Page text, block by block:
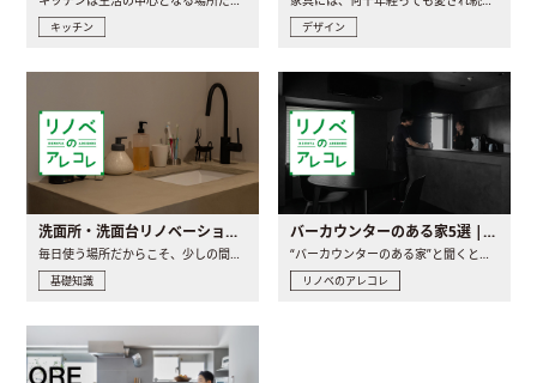
キッチン デザイン
洗面所・洗面台リノベーションの事例と間取りアイデア
毎日使う場所だからこそ、少しの間取りの工夫や素材の選び方で..
基礎知識
バーカウンターのある家5選 | 日常に馴染む“距離の近い”キッチンとは
“バーカウンターのある家”と聞くと、少し特別な、大人のための..
リノベのアレコレ